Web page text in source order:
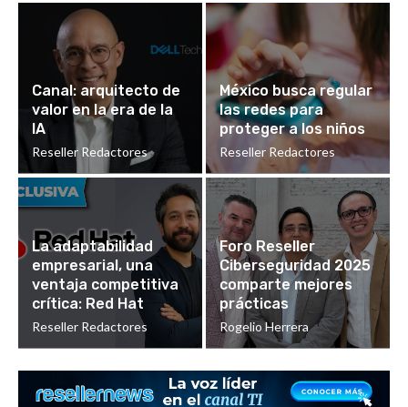
Canal: arquitecto de
valor en la era de la
IA
Reseller Redactores
México busca regular
las redes para
proteger a los niños
Reseller Redactores
La adaptabilidad
empresarial, una
ventaja competitiva
crítica: Red Hat
Reseller Redactores
Foro Reseller
Ciberseguridad 2025
comparte mejores
prácticas
Rogelio Herrera